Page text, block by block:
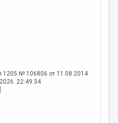
1205 № 106806 от 11.08.2014
22:49:34